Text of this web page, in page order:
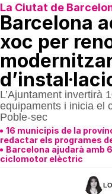
La Ciutat de
Barcelona
xoc per
L’Ajuntament invertirà
equipaments i inicia el
Poble-sec
16 municipis de la
redactar els programes
Barcelona ajudarà amb
ciclomotor elèctric